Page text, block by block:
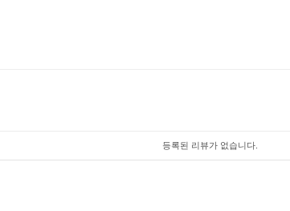
등록된 리뷰가 없습니다.